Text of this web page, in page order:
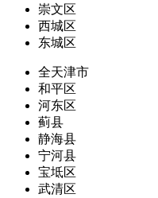
崇文区
西城区
东城区
全天津市
和平区
河东区
蓟县
静海县
宁河县
宝坻区
武清区